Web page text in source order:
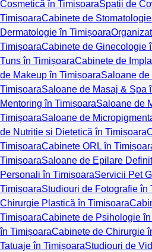
Cosmetică în TimișoaraSpații de
TimișoaraCabinete de
Dermatologie în Timișoara
TimișoaraCabinete de Ginecologie
Tuns în TimișoaraCabinete de
de Makeup în TimișoaraSaloane
TimișoaraSaloane de Masaj & Spa
Mentoring în TimișoaraSaloane de
TimișoaraSaloane de
de Nutriție și Dietetică în Timișoara
TimișoaraCabinete ORL în
TimișoaraSaloane de Epilare
Personali în TimișoaraServicii Pet
TimișoaraStudiouri de Fotografie în
Chirurgie Plastică în Timișoara
TimișoaraCabinete de Psihologie
în TimișoaraCabinete de Chirurgie
Tatuaje în TimișoaraStudiouri de